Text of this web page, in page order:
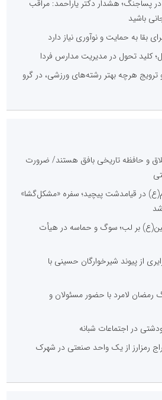
پساجنگ؛ هشدار دکتر یاراحمد: مراقب
باشید
بقا به حمایت و نوآوری نیاز دارد
کلید تحول در مدیریت مدارس فردا
هرچه بهتر رشته‌های ورزشی، در گرو
و حافظه تاریخی بافق هستند/ ضرورت
در قیامدشت پیچید؛ سفره «مشکل‌گشا»
بر لب؛ سوگ و حماسه در هیأت
از پیوند شیرخوارگان حسینی با
لامرد با حضور مسئولان و
در اجتماعات شبانه
استخراج رمزارز از یک واحد صنعتی در شهرک